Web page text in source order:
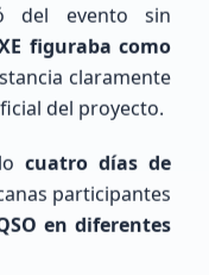
del evento sin
figuraba como
claramente
del proyecto.
cuatro días de
participantes
en diferentes